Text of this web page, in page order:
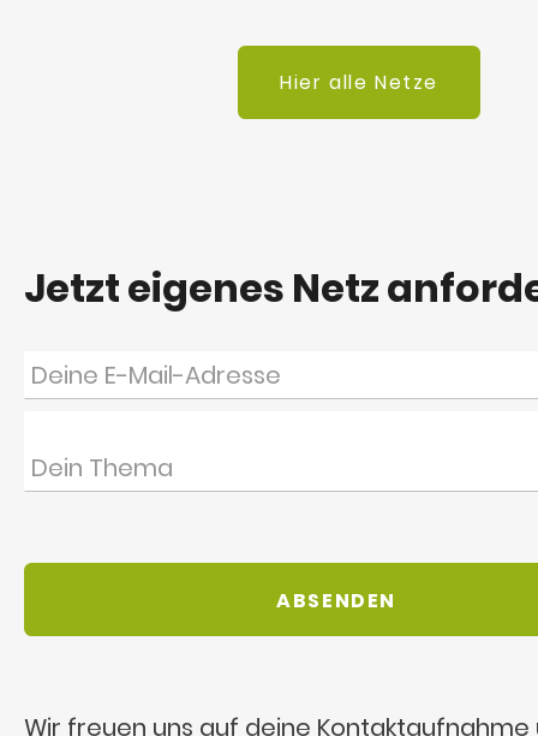
Hier alle Netze
Jetzt eigenes Netz
Wir freuen uns auf deine Kontaktaufnahme